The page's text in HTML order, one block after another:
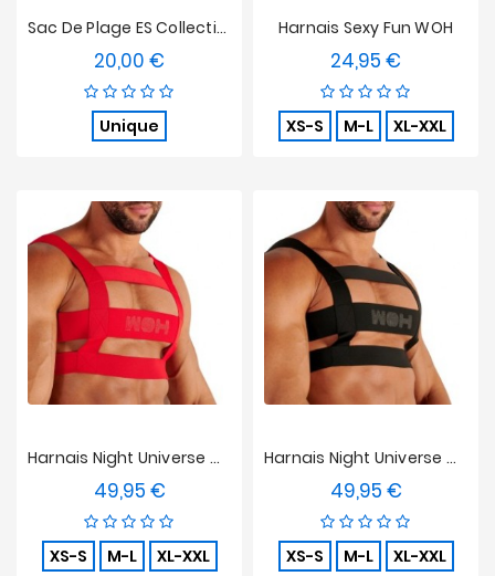
Sac De Plage ES Collection - Ivoire
20,00 €
Unique
Harnais Sexy Fun WOH
24,95 €
XS-S M-L XL-XXL
Harnais Night Universe WOH - Rouge
49,95 €Prix
XS-S M-L XL-XXL
Harnais Night Universe WOH - Noir
49,95 €Prix
XS-S M-L XL-XXL